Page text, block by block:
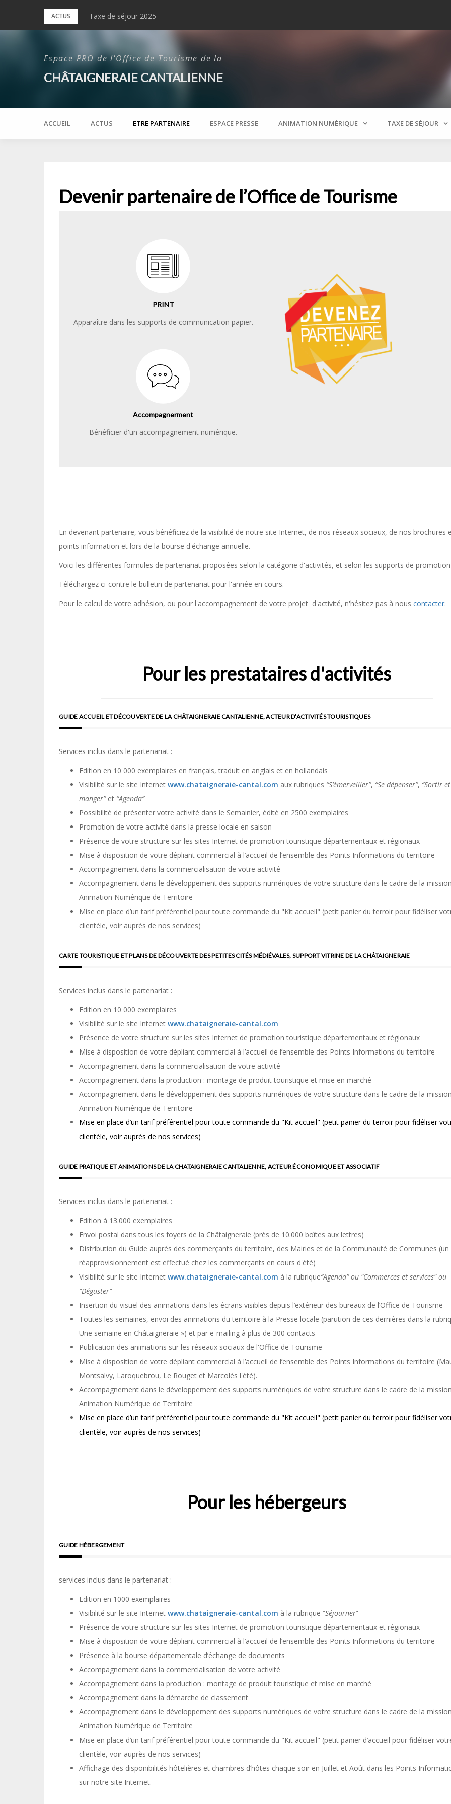
ACTUS Taxe de séjour 2025
Un nouvel Instameet réussi en 2024 !
Espace PRO de l'Office de Tourisme de la
CHÂTAIGNERAIE CANTALIENNE
ACCUEIL ACTUS ETRE PARTENAIRE ESPACE PRESSE ANIMATION NUMÉRIQUE TAXE DE SÉJOUR
Devenir partenaire de l’Office de Tourisme
PRINT
Apparaître dans les supports de communication papier.
Accompagnerment
Bénéficier d'un accompagnement numérique.
En devenant partenaire, vous bénéficiez de la visibilité de notre site Internet, de nos réseaux sociaux, de nos
points information et lors de la bourse d'échange annuelle.
Voici les différentes formules de partenariat proposées selon la catégorie d'activités, et selon les supports de
Téléchargez ci-contre le bulletin de partenariat pour l'année en cours.
Pour le calcul de votre adhésion, ou pour l'accompagnement de votre projet d'activité, n'hésitez pas à nous contacter.
Pour les prestataires d'activités
GUIDE ACCUEIL ET DÉCOUVERTE DE LA CHÂTAIGNERAIE CANTALIENNE, ACTEUR D’ACTIVITÉS TOURISTIQUES
Services inclus dans le partenariat :
Edition en 10 000 exemplaires en français, traduit en anglais et en hollandais
Visibilité sur le site Internet www.chataigneraie-cantal.com aux rubriques “S’émerveiller”, “Se dépenser”, “Sortir et
manger”et “Agenda”
Possibilité de présenter votre activité dans le Semainier, édité en 2500 exemplaires
Promotion de votre activité dans la presse locale en saison
Présence de votre structure sur les sites Internet de promotion touristique départementaux et régionaux
Mise à disposition de votre dépliant commercial à l’accueil de l’ensemble des Points Informations du territoire
Accompagnement dans la commercialisation de votre activité
Accompagnement dans le développement des supports numériques de votre structure dans le cadre de la mission
Animation Numérique de Territoire
Mise en place d’untarif préférentiel pour toute commande du "Kit accueil" (petit panier du terroir pour fidéliser
clientèle, voir auprès de nos services)
CARTE TOURISTIQUE ET PLANS DE DÉCOUVERTE DES PETITES CITÉS MÉDIÉVALES, SUPPORT VITRINE DE LA CHÂTAIGNERAIE
Services inclus dans le partenariat :
Edition en 10 000 exemplaires
Visibilité sur le site Internet www.chataigneraie-cantal.com
Présence de votre structure sur les sites Internet de promotion touristique départementaux et régionaux
Mise à disposition de votre dépliant commercial à l’accueil de l’ensemble des Points Informations du territoire
Accompagnement dans la commercialisation de votre activité
Accompagnement dans la production : montage de produit touristique et mise en marché
Accompagnement dans le développement des supports numériques de votre structure dans le cadre de la mission
Animation Numérique de Territoire
Mise en place d’un tarif préférentiel pour toute commande du "Kit accueil" (petit panier du terroir pour fidéliser
clientèle, voir auprès de nos services)
GUIDE PRATIQUE ET ANIMATIONS DE LA CHATAIGNERAIE CANTALIENNE, ACTEUR ÉCONOMIQUE ET ASSOCIATIF
Services inclus dans le partenariat :
Edition à 13.000 exemplaires
Envoi postal dans tous les foyers de la Châtaigneraie (près de 10.000 boîtes aux lettres)
Distribution du Guide auprès des commerçants du territoire, des Mairies et de la Communauté de Communes (un
réapprovisionnement est effectué chez les commerçants en cours d'été)
Visibilité sur le site Internet www.chataigneraie-cantal.com à la rubrique“Agenda” ou "Commerces et services" ou
"Déguster"
Insertion du visuel des animations dans les écrans visibles depuis l’extérieur des bureaux de l’Office de Tourisme
Toutes les semaines, envoi des animations du territoire à la Presse locale (parution de ces dernières dans la
Une semaine en Châtaigneraie ») et par e-mailing à plus de 300 contacts
Publication des animations sur les réseaux sociaux de l'Office de Tourisme
Mise à disposition de votre dépliant commercial à l’accueil de l’ensemble des Points Informations du territoire
Montsalvy, Laroquebrou, Le Rouget et Marcolès l'été).
Accompagnement dans le développement des supports numériques de votre structure dans le cadre de la mission
Animation Numérique de Territoire
Mise en place d’untarif préférentiel pour toute commande du "Kit accueil" (petit panier du terroir pour fidéliser
clientèle, voir auprès de nos services)
Pour les hébergeurs
GUIDE HÉBERGEMENT
services inclus dans le partenariat :
Edition en 1000 exemplaires
Visibilité sur le site Internet www.chataigneraie-cantal.com à la rubrique “Séjourner”
Présence de votre structure sur les sites Internet de promotion touristique départementaux et régionaux
Mise à disposition de votre dépliant commercial à l’accueil de l’ensemble des Points Informations du territoire
Présence à la bourse départementale d’échange de documents
Accompagnement dans la commercialisation de votre activité
Accompagnement dans la production : montage de produit touristique et mise en marché
Accompagnement dans la démarche de classement
Accompagnement dans le développement des supports numériques de votre structure dans le cadre de la mission
Animation Numérique de Territoire
Mise en place d’untarif préférentiel pour toute commande du "Kit accueil" (petit panier d’accueil pour fidéliser
clientèle, voir auprès de nos services)
Affichage des disponibilités hôtelières et chambres d’hôtes chaque soir en Juillet et Août dans les Points
sur notre site Internet.